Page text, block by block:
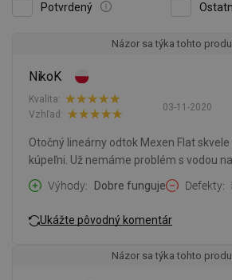
Potvrdený
Názor sa týka tohto
NikoK
03-11-2020
Kvalita:
Vzhľad:
Otočný lineárny odtok Mexen Flat
kúpeľni. Už nemáme problém s vodou
Výhody
Dobre funguje Defekty
Ukážte pôvodný komentár
Názor sa týka tohto